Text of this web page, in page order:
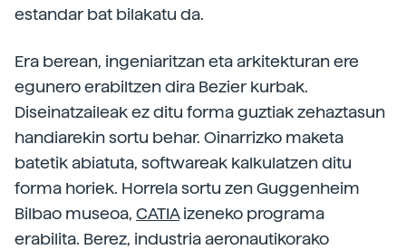
estandar bat bilakatu da.
Era berean, ingeniaritzan eta arkitekturan ere
egunero erabiltzen dira Bezier kurbak.
Diseinatzaileak ez ditu forma guztiak zehaztasun
handiarekin sortu behar. Oinarrizko maketa
batetik abiatuta, softwareak kalkulatzen ditu
forma horiek. Horrela sortu zen Guggenheim
Bilbao museoa, CATIAizeneko programa
erabilita. Berez, industria aeronautikorako